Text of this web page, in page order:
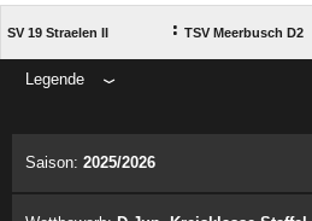
SV 19 Straelen II : TSV Meerbusch D2
Legende
Saison: 2025/2026